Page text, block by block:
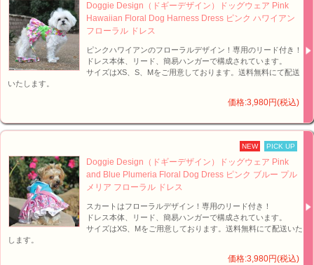
Doggie Design（ドギーデザイン）ドッグウェア Pink
Hawaiian Floral Dog Harness Dress ピンク ハワイアン
フローラル ドレス
ピンクハワイアンのフローラルデザイン！専用のリード付き！
ドレス本体、リード、簡易ハンガーで構成されています。
サイズはXS、S、Mをご用意しております。送料無料にて配送
いたします。
価格:3,980円(税込)
NEW PICK UP
Doggie Design（ドギーデザイン）ドッグウェア Pink
and Blue Plumeria Floral Dog Dress ピンク ブルー プル
メリア フローラル ドレス
スカートはフローラルデザイン！専用のリード付き！
ドレス本体、リード、簡易ハンガーで構成されています。
サイズはXS、Mをご用意しております。送料無料にて配送いた
します。
価格:3,980円(税込)